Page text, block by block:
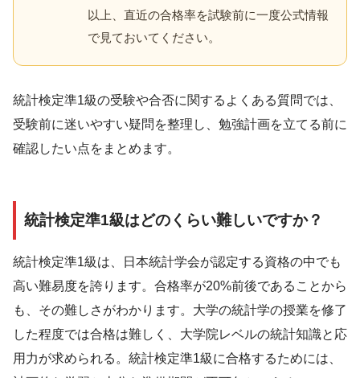
以上、直近の合格率を試験前に一度公式情報
で見ておいてください。
統計検定準1級の受験や合否に関するよくある質問では、
受験前に迷いやすい疑問を整理し、勉強計画を立てる前に
確認したい点をまとめます。
統計検定準1級はどのくらい難しいですか？
統計検定準1級は、日本統計学会が認定する資格の中でも
高い難易度を誇ります。合格率が20%前後であることから
も、その難しさがわかります。大学の統計学の授業を修了
した程度では合格は難しく、大学院レベルの統計知識と応
用力が求められる。統計検定準1級に合格するためには、